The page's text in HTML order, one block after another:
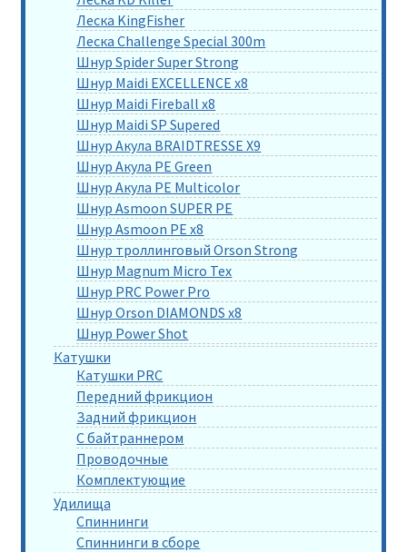
Леска KingFisher
Леска Challenge Special 300m
Шнур Spider Super Strong
Шнур Maidi EXCELLENCE x8
Шнур Maidi Fireball x8
Шнур Maidi SP Supered
Шнур Акула BRAIDTRESSE X9
Шнур Акула PE Green
Шнур Акула PE Multicolor
Шнур Asmoon SUPER PE
Шнур Asmoon PE x8
Шнур троллинговый Orson Strong
Шнур Magnum Micro Tex
Шнур PRC Power Pro
Шнур Orson DIAMONDS x8
Шнур Power Shot
Катушки
Катушки PRC
Передний фрикцион
Задний фрикцион
С байтраннером
Проводочные
Комплектующие
Удилища
Спиннинги
Спиннинги в сборе